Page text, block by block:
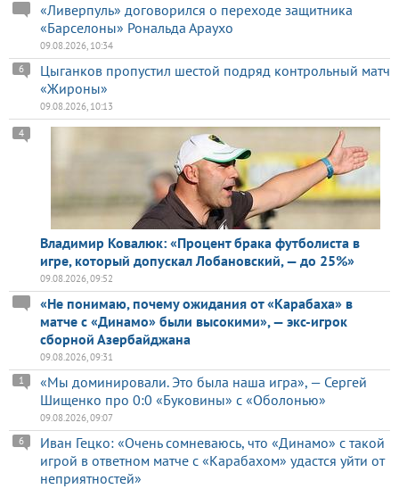
«Ливерпуль» договорился о переходе защитника
«Барселоны» Рональда Араухо
09.08.2026, 10:34
Цыганков пропустил шестой подряд контрольный матч
«Жироны»
6
09.08.2026, 10:13
Владимир Ковалюк: «Процент брака футболиста в
игре, который допускал Лобановский, — до 25%»
4
09.08.2026, 09:52
«Не понимаю, почему ожидания от «Карабаха» в
матче с «Динамо» были высокими», — экс-игрок
сборной Азербайджана
09.08.2026, 09:31
«Мы доминировали. Это была наша игра», — Сергей
Шищенко про 0:0 «Буковины» с «Оболонью»
1
09.08.2026, 09:07
Иван Гецко: «Очень сомневаюсь, что «Динамо» с такой
игрой в ответном матче с «Карабахом» удастся уйти от
неприятностей»
6